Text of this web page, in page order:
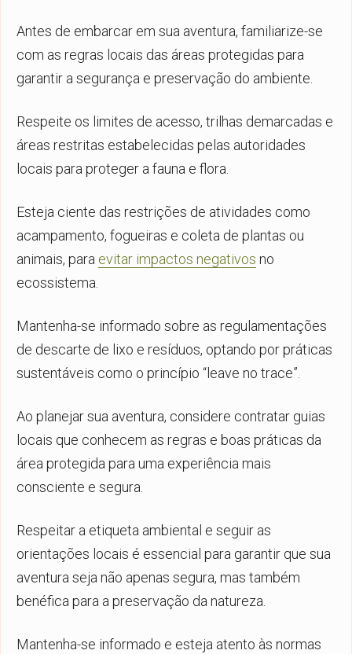
Antes de embarcar em sua aventura, familiarize-se
com as regras locais das áreas protegidas para
garantir a segurança e preservação do ambiente.
Respeite os limites de acesso, trilhas demarcadas e
áreas restritas estabelecidas pelas autoridades
locais para proteger a fauna e flora.
Esteja ciente das restrições de atividades como
acampamento, fogueiras e coleta de plantas ou
animais, para evitar impactos negativos no
ecossistema.
Mantenha-se informado sobre as regulamentações
de descarte de lixo e resíduos, optando por práticas
sustentáveis como o princípio “leave no trace”.
Ao planejar sua aventura, considere contratar guias
locais que conhecem as regras e boas práticas da
área protegida para uma experiência mais
consciente e segura.
Respeitar a etiqueta ambiental e seguir as
orientações locais é essencial para garantir que sua
aventura seja não apenas segura, mas também
benéfica para a preservação da natureza.
Mantenha-se informado e esteja atento às normas